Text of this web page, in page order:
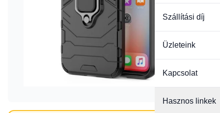
Szállítási díj
Üzleteink
Kapcsolat
Hasznos linkek